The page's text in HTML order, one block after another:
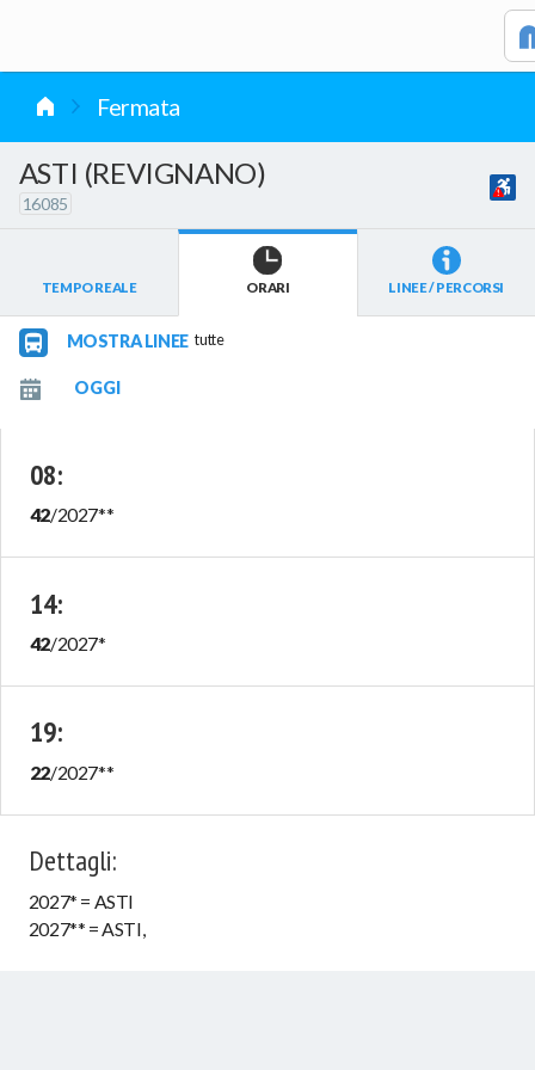
Fermata
ASTI (REVIGNANO)
16085
TEMPO REALE ORARI LINEE / PERCORSI
MOSTRA LINEE tutte
08:
42/2027**
14:
42/2027*
19:
22/2027**
Dettagli:
2027* = ASTI
2027** = ASTI,